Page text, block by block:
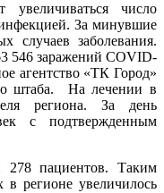
увеличиваться число
За минувшие
случаев заболевания.
546 заражений COVID-
агентство «ТК Город»
штаба. На лечении в
региона. За день
с подтвержденным
278 пациентов. Таким
в регионе увеличилось